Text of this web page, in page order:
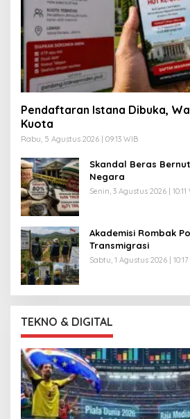
Pendaftaran Istana Dibuka,
Kuota
Rabu, 5 Agustus 2026 | 09:13 WIB
Skandal Beras
Negara
Senin, 3 Agustus 2026 | 10:11
Akademisi Rombak
Transmigrasi
Sabtu, 1 Agustus 2026 |
TEKNO & DIGITAL